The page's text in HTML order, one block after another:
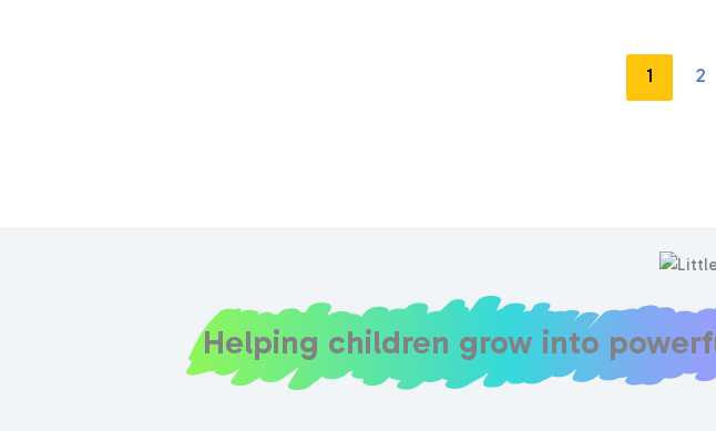
1 2
Helping children grow into